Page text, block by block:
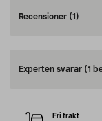
Recensioner (1)
Experten svarar (1
Fri frakt